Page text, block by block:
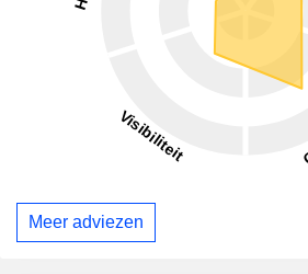
Meer adviezen